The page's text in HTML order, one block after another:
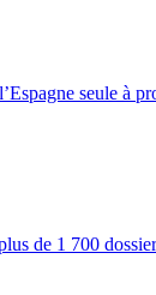
seule à
de 1 700